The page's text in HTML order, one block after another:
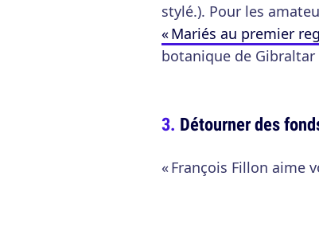
stylé.). Pour les
« Mariés au premier
botanique de
Détourner des
« François Fillon aime